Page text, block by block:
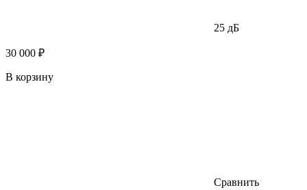
25 дБ
30 000 ₽
В корзину
Сравнить